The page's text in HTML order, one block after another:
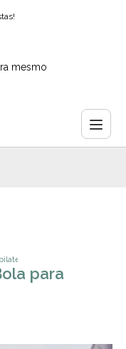
mesmo
com bola para idosos
para